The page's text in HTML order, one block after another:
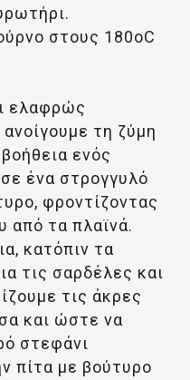
στους 180οC
ελαφρώς
τη ζύμη
ενός
ένα στρογγυλό
φροντίζοντας
από τα πλαϊνά.
κατόπιν τα
τις σαρδέλες και
τις άκρες
και ώστε να
στεφάνι
πίτα με βούτυρο